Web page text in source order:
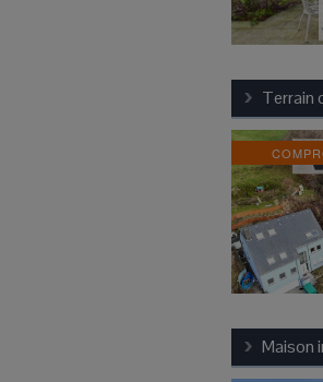
Terrain
Maison